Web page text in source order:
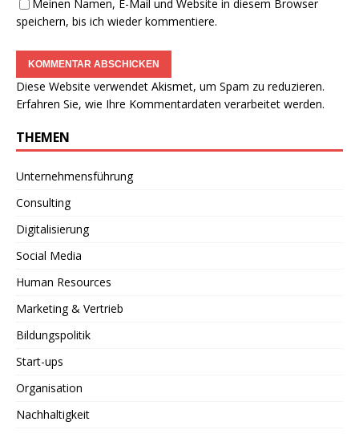
Meinen Namen, E-Mail und Website in diesem Browser
speichern, bis ich wieder kommentiere.
Diese Website verwendet Akismet, um Spam zu reduzieren.
Erfahren Sie, wie Ihre Kommentardaten verarbeitet werden.
THEMEN
Unternehmensführung
Consulting
Digitalisierung
Social Media
Human Resources
Marketing & Vertrieb
Bildungspolitik
Start-ups
Organisation
Nachhaltigkeit